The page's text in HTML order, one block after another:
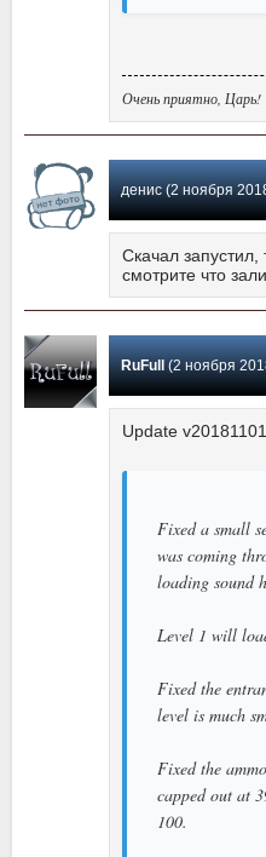
Очень приятно, Царь!
Скачал
смотрите что
RuFull (2 ноября 2018
Update
Fixed a small
was coming
loading sound
Level 1 will
Fixed the
level is much
Fixed the
capped out at
100.